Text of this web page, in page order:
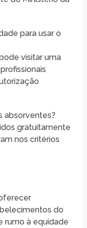
para usar o
visitar uma
absorventes?
gratuitamente
nos critérios
do
rumo à equidade